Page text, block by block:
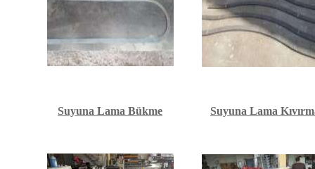
Suyuna Lama Bükme Suyuna Lama